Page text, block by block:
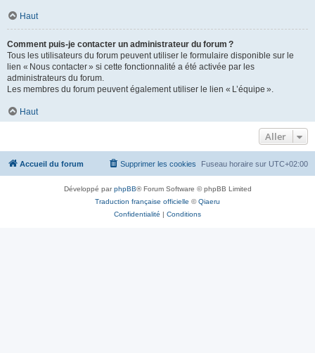
Haut
Comment puis-je contacter un administrateur du forum ?
Tous les utilisateurs du forum peuvent utiliser le formulaire disponible sur le
lien « Nous contacter » si cette fonctionnalité a été activée par les
administrateurs du forum.
Les membres du forum peuvent également utiliser le lien « L’équipe ».
Haut
Aller
Accueil du forum Fuseau horaire sur UTC+02:00
Supprimer les cookies
Développé parphpBB® Forum Software © phpBB Limited
Traduction française officielle ©Qiaeru
Confidentialité
Conditions